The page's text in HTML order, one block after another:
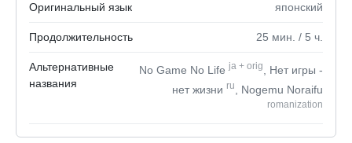
Оригинальный язык японский
Продолжительность 25 мин. / 5 ч.
Альтернативные
названия
No Game No Lifeja + orig
, Нет игры -
нет жизни ru , Nogemu Noraifu
romanization